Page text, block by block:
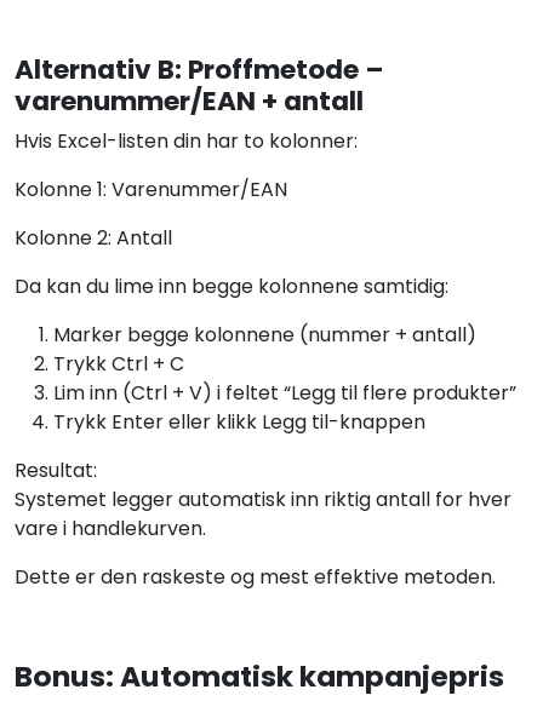
Alternativ B: Proffmetode –
varenummer/EAN + antall
Hvis Excel-listen din har to kolonner:
Kolonne 1: Varenummer/EAN
Kolonne 2: Antall
Da kan du lime inn begge kolonnene samtidig:
Marker begge kolonnene (nummer + antall)
Trykk Ctrl + C
Lim inn (Ctrl + V) i feltet “Legg til flere produkter”
Trykk Enter eller klikk Legg til-knappen
Resultat:
Systemet legger automatisk inn riktig antall for hver
vare i handlekurven.
Dette er den raskeste og mest effektive metoden.
Bonus: Automatisk kampanjepris